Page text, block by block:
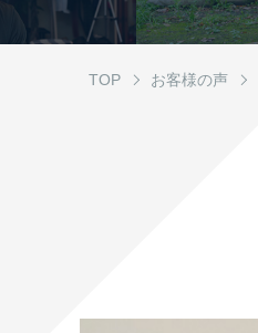
TOP お客様の声
自社メディア